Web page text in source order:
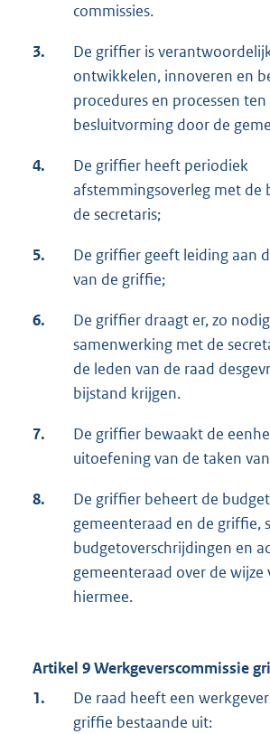
commissies.
3.
De griffier is
ontwikkelen, innoveren en
procedures en processen
besluitvorming door de
4.
De griffier heeft periodiek
afstemmingsoverleg met de
de secretaris;
5.
De griffier geeft leiding aan
van de griffie;
6.
De griffier draagt er, zo
samenwerking met de
de leden van de raad
bijstand krijgen.
7.
De griffier bewaakt de
uitoefening van de taken
8.
De griffier beheert de
gemeenteraad en de griffie,
budgetoverschrijdingen en
gemeenteraad over de wijze
hiermee.
Artikel 9 Werkgeverscommissie
1.
De raad heeft een
griffie bestaande uit: